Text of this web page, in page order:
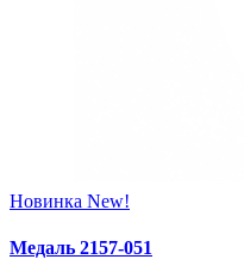
Новинка New!
Медаль 2157‑051